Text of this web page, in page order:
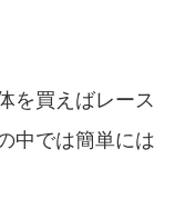
を買えばレース
中では簡単には